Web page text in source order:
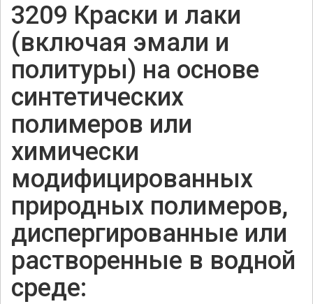
3209 Краски и лаки
(включая эмали и
политуры) на основе
синтетических
полимеров или
химически
модифицированных
природных полимеров,
диспергированные или
растворенные в водной
среде: